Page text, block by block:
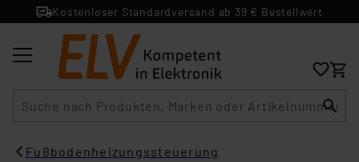
Kostenloser Standardversand ab 39 € Bestellwert
Fußbodenheizungssteuerung